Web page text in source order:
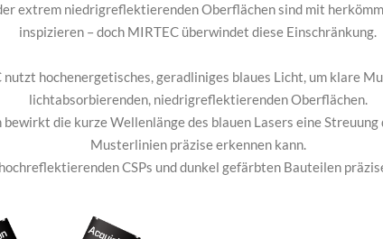
extrem niedrigreflektierenden Oberflächen sind mit
inspizieren – doch MIRTEC überwindet diese Einschränkung.
hochenergetisches, geradliniges blaues Licht, um klare
lichtabsorbierenden, niedrigreflektierenden Oberflächen.
die kurze Wellenlänge des blauen Lasers eine Streuung
Musterlinien präzise erkennen kann.
CSPs und dunkel gefärbten Bauteilen